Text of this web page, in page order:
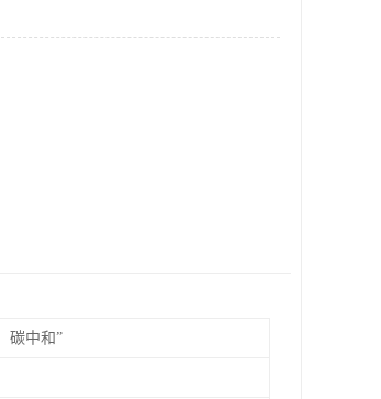
碳中和”